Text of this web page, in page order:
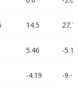
14.5 27.13
5.46 -5.19
-4.19 -9.46